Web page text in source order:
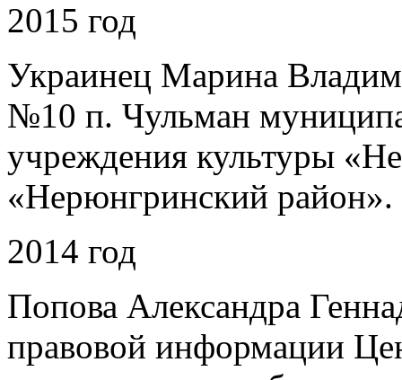
2015 год
Украинец Марина
№10 п. Чульман
учреждения культуры
«Нерюнгринский район».
2014 год
Попова Александра
правовой информации